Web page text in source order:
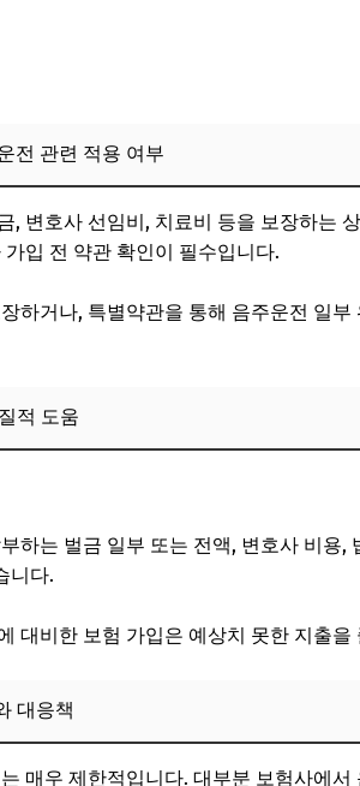
전 관련 적용 여부
, 변호사 선임비, 치료비 등을 보장하는
입 전 약관 확인이 필수입니다.
하거나, 특별약관을 통해 음주운전 일
적 도움
하는 벌금 일부 또는 전액, 변호사 비용,
니다.
대비한 보험 가입은 예상치 못한 지출을
대응책
매우 제한적입니다. 대부분 보험사에